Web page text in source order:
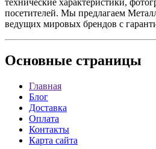
технические характеристики,
посетителей. Мы предлагаем
ведущих мировых брендов с
Основные страницы
Главная
Блог
Доставка
Оплата
Контакты
Карта сайта